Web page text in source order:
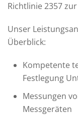
Richtlinie 2357
Unser
Überblick:
Kompetente
Festlegung
Messungen
Messgeräten